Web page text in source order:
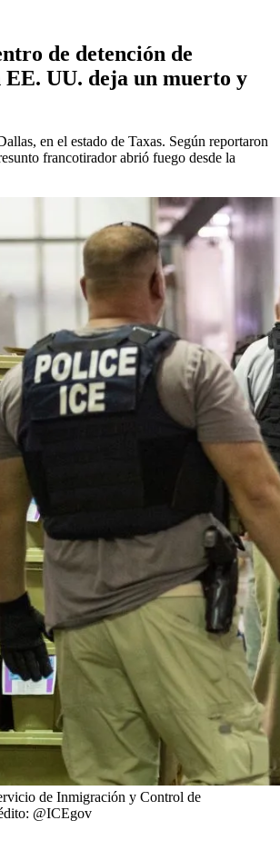
de detención de
EE. UU. deja un muerto y
en el estado de Taxas. Según reportaron
francotirador abrió fuego desde la
de Inmigración y Control de
@ICEgov